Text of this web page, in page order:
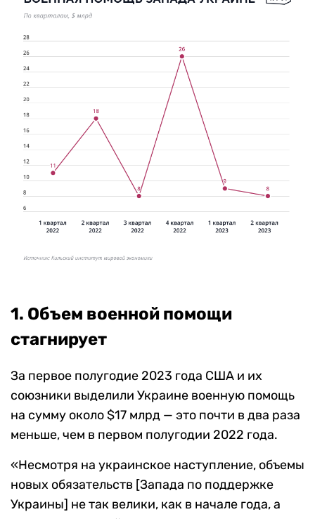
1. Объем военной помощи
стагнирует
За первое полугодие 2023 года США и их
союзники выделили Украине военную помощь
на сумму около $17 млрд — это почти в два раза
меньше, чем в первом полугодии 2022 года.
«Несмотря на украинское наступление, объемы
новых обязательств [Запада по поддержке
Украины] не так велики, как в начале года, а